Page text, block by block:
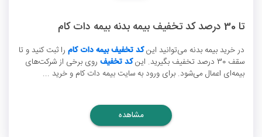
تا 30 درصد کد تخفیف بیمه بدنه بیمه دات کام
در خرید بیمه بدنه می‌توانید اینکد تخفیف بیمه دات کام را ثبت کنید و تا
سقف 30 درصد تخفیف بگیرید. این
کد تخفیف روی برخی از شرکت‌های
بیمه‌ای اعمال می‌شود. برای ورود به سایت بیمه دات کام و خرید ...
مشاهده